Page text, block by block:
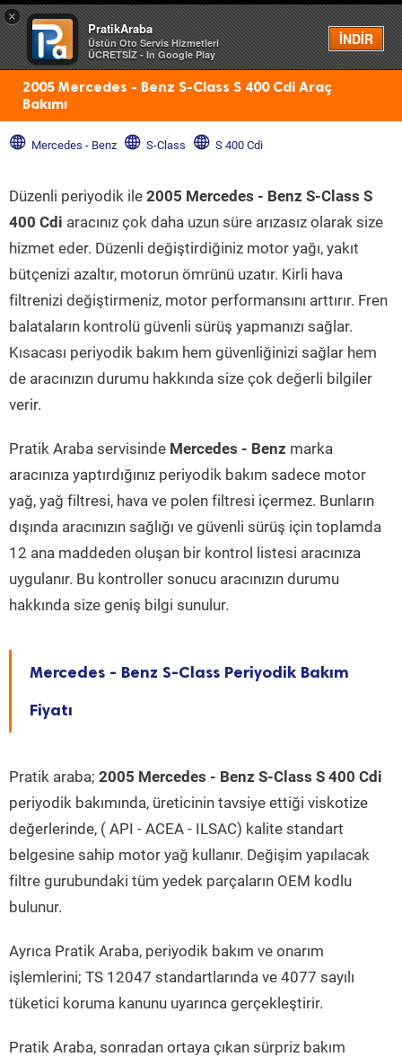
×
PratikAraba
Üstün Oto Servis Hizmetleri
ÜCRETSİZ - In Google Play
İNDİR
Menü
2005 Mercedes - Benz S-Class S 400 Cdi Araç
Bakımı
Mercedes - Benz S-Class S 400 Cdi
Düzenli periyodik ile 2005 Mercedes - Benz S-Class S
400 Cdi aracınız çok daha uzun süre arızasız olarak size
hizmet eder. Düzenli değiştirdiğiniz motor yağı, yakıt
bütçenizi azaltır, motorun ömrünü uzatır. Kirli hava
filtrenizi değiştirmeniz, motor performansını arttırır. Fren
balataların kontrolü güvenli sürüş yapmanızı sağlar.
Kısacası periyodik bakım hem güvenliğinizi sağlar hem
de aracınızın durumu hakkında size çok değerli bilgiler
verir.
Pratik Araba servisinde Mercedes - Benz marka
aracınıza yaptırdığınız periyodik bakım sadece motor
yağ, yağ filtresi, hava ve polen filtresi içermez. Bunların
dışında aracınızın sağlığı ve güvenli sürüş için toplamda
12 ana maddeden oluşan bir kontrol listesi aracınıza
uygulanır. Bu kontroller sonucu aracınızın durumu
hakkında size geniş bilgi sunulur.
Mercedes - Benz S-Class Periyodik Bakım
Fiyatı
Pratik araba; 2005 Mercedes - Benz S-Class S 400 Cdi
periyodik bakımında, üreticinin tavsiye ettiği viskotize
değerlerinde, ( API - ACEA - ILSAC) kalite standart
belgesine sahip motor yağ kullanır. Değişim yapılacak
filtre gurubundaki tüm yedek parçaların OEM kodlu
bulunur.
Ayrıca Pratik Araba, periyodik bakım ve onarım
işlemlerini; TS 12047 standartlarında ve 4077 sayılı
tüketici koruma kanunu uyarınca gerçekleştirir.
Pratik Araba, sonradan ortaya çıkan sürpriz bakım